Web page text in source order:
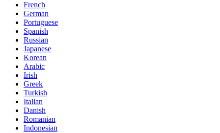
French
German
Portuguese
Spanish
Russian
Japanese
Korean
Arabic
Irish
Greek
Turkish
Italian
Danish
Romanian
Indonesian